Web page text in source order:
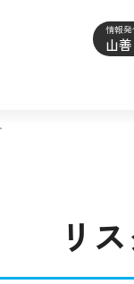
情報
山
リ